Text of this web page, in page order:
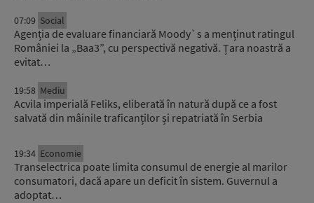
07:09 Social
Agenția de evaluare financiară Moody`s a menținut ratingul
României la „Baa3”, cu perspectivă negativă. Țara noastră a
evitat…
19:58 Mediu
Acvila imperială Feliks, eliberată în natură după ce a fost
salvată din mâinile traficanților și repatriată în Serbia
19:34 Economie
Transelectrica poate limita consumul de energie al marilor
consumatori, dacă apare un deficit în sistem. Guvernul a
adoptat…